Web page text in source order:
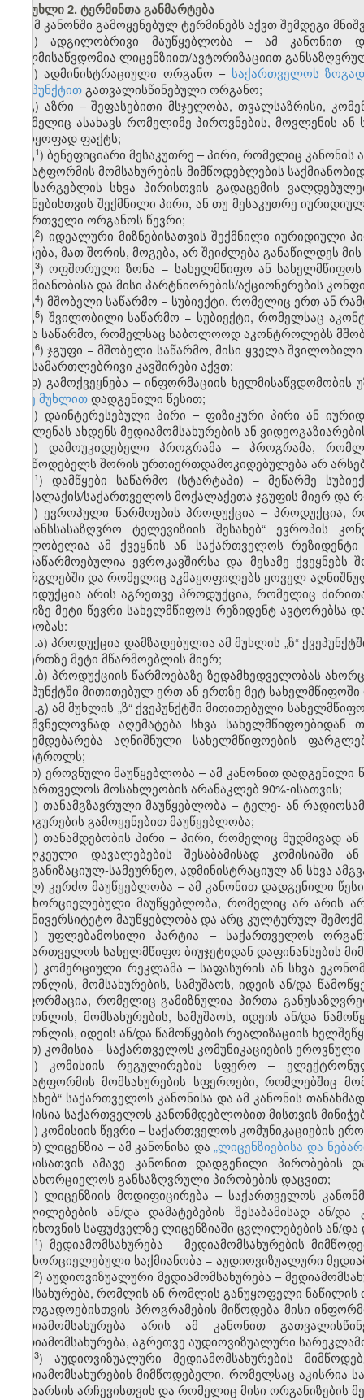
მუხლი 2. ტერმინთა განმარტება
ამ კანონში გამოყენებულ ტერმინებს აქვთ შემდეგი
ა) ადგილობრივი მაუწყებლობა – ამ კანონით
ხელმისაწვდომია ლიცენზიით/ავტორიზაციით
ბ) ადმინისტრაციული ორგანო – საქართველოს
ქვეპუნქტითგათვალისწინებული ორგანო;
გ) აზრი – შეფასებითი მსჯელობა, თვალსაზრისი,
რომელიც ასახავს რომელიმე პიროვნების, მოვლენის
უარყოფად ფაქტს;
გ1) ბენეფიციარი მესაკუთრე – პირი, რომელიც კანონის
პლატფორმის მომსახურების მიმწოდებლების
ამ სარგებლის სხვა პირისთვის გადაცემის
მიზნებისთვის შექმნილი პირი, ან თუ მესაკუთრე
მმართველი ორგანოს წევრი;
გ2) იდეალური მიზნებისათვის შექმნილი იურიდიული
ქონება, მათ შორის, მოგება, არ შეიძლება განაწილდეს
გ3) ოფშორული ზონა − სახელმწიფო ან
საქმიანობისა და მისი პარტნიორების/აქციონერების
გ4) მშობელი საწარმო − სუბიექტი, რომელიც ერთ ან
გ5) შვილობილი საწარმო − სუბიექტი, რომელსაც
სხვა საწარმო, რომელსაც საბოლოოდ აკონტროლებს
გ6) ჯგუფი − მშობელი საწარმო, მისი ყველა
და სამართლებრივი კავშირები აქვთ;
დ) გამოქვეყნება – ინფორმაციის
56-ე მუხლითდადგენილი წესით;
ე) დაინტერესებული პირი – ფიზიკური პირი ან
გავლენას ახდენს მედიამომსახურების ან
ვ) დამოუკიდებელი პროგრამა – პროგრამა,
მიმწოდებელს შორის ურთიერთდამოკიდებულება არ
1) დამწყები საწარმო (სტარტაპი) − მეწარმე
მოქალაქის/საქართველოს მოქალაქეთა ჯგუფის მიერ და
ზ) ევროპული წარმოების პროდუქცია – პროდუქცია,
„ტრანსსასაზღვრო ტელევიზიის შესახებ“
მფლობელია ამ ქვეყნის ან საქართველოს
თანაწარმოებულია ევროკავშირსა და მესამე
ფარგლებში და რომელიც აკმაყოფილებს ყოველ
პროდუქცია არის აგრეთვე პროდუქცია, რომელიც
ერთზე მეტი წევრი სახელმწიფოს რეზიდენტ
პირობას:
ზ.ა) პროდუქცია დამზადებულია ამ მუხლის „ზ“
ან ერთზე მეტი მწარმოებლის მიერ;
ზ.ბ) პროდუქციის წარმოებაზე ზედამხედველობას
ქვეპუნქტში მითითებულ ერთ ან ერთზე მეტ
ზ.გ) ამ მუხლის „ზ“ ქვეპუნქტში მითითებული
მნიშვნელოვნად აღემატება სხვა
ექვემდებარება აღნიშნული სახელმწიფოების
კონტროლს;
თ) ეროვნული მაუწყებლობა – ამ კანონით
საქართველოს მოსახლეობის არანაკლებ 90%-ისათვის;
ი) თანამგზავრული მაუწყებლობა – ტელე- ან
სადგურების გამოყენებით მაუწყებლობა;
კ) თანამდებობის პირი – პირი, რომელიც მუდმივად
ცალკეული დავალებების შესაბამისად კომისიაში
ორგანიზაციულ-სამეურნეო, ადმინისტრაციულ ან სხვა
ლ) კერძო მაუწყებლობა – ამ კანონით დადგენილი
განხორციელებული მაუწყებლობა, რომელიც არ არის
საუნივერსიტეტო მაუწყებლობა და არც კულტურულ-
მ) უფლებამოსილი პარტია – საქართველოს
საქართველოს სახელმწიფო ბიუჯეტიდან დაფინანსების
ნ) კომერციული რეკლამა – საფასურის ან სხვა
საქონლის, მომსახურების, სამუშაოს, იდეის ან/და
ინფორმაცია, რომელიც გამიზნულია პირთა
საქონლის, მომსახურების, სამუშაოს, იდეის ან/და
საქონლის, იდეის ან/და წამოწყების რეალიზაციის
ო) კომისია – საქართველოს კომუნიკაციების ეროვნული
პ) კომისიის რეგულირების სფერო –
პლატფორმის მომსახურების სფეროები, რომლებშიც
შესახებ“ საქართველოს კანონისა და ამ კანონის
კომისია საქართველოს კანონმდებლობით მისთვის
ჟ) კომისიის წევრი – საქართველოს კომუნიკაციების
რ) ლიცენზია – ამ კანონისა და„ლიცენზიებისა და
პირისათვის ამავე კანონით დადგენილი პირობების
განახორციელოს განსაზღვრული პირობების დაცვით;
ს) ლიცენზიის მოდიფიცირება – საქართველოს
ცვლილებების ან/და დამატებების შესაბამისად ან/
მოთხოვნის საფუძველზე ლიცენზიაში ცვლილებების ან/და
1) მედიამომსახურება − მედიამომსახურების
განხორციელებული საქმიანობა − აუდიოვიზუალური
2) აუდიოვიზუალური მედიამომსახურება –
მომსახურება, რომლის ან რომლის განუყოფელი
საზოგადოებისთვის პროგრამების მიწოდება მისი
მედიამომსახურება არის ამ კანონით
მედიამომსახურება, აგრეთვე აუდიოვიზუალური
3) აუდიოვიზუალური მედიამომსახურების
მედიამომსახურების მიმწოდებელი, რომელსაც აკისრია
შინაარსის არჩევისთვის და რომელიც მისი ორგანიზების